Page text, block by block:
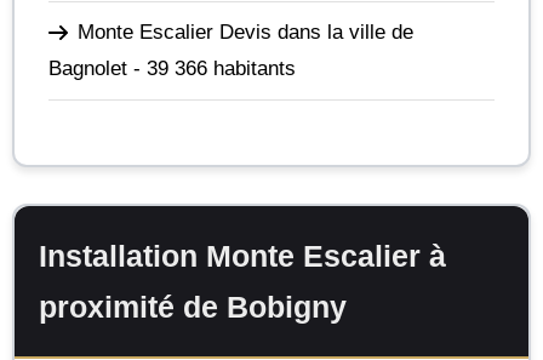
Monte Escalier Devis dans la ville de
Bagnolet - 39 366 habitants
Installation Monte Escalier à
proximité de Bobigny